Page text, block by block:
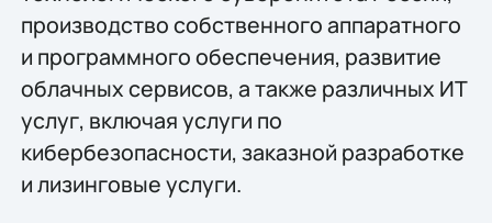
производство собственного аппаратного
и программного обеспечения, развитие
облачных сервисов, а также различных ИТ
услуг, включая услуги по
кибербезопасности, заказной разработке
и лизинговые услуги.